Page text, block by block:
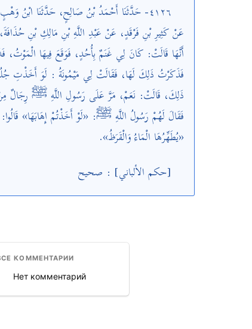
٤١٢٦- حَدَّثَنَا أَحْمَدُ بْنُ صَالِحٍ، حَدَّثَنَا ابْنُ
عَنْ كَثِيرِ بْنِ فَرْقَدٍ، عَنْ عَبْدِ اللَّهِ بْنِ مَالِكِ بْنِ
أَنَّهَا قَالَتْ: كَانَ لِي غَنَمٌ بِأُحُدٍ، فَوَقَعَ فِيهَا
فَذَكَرْتُ ذَلِكَ لَهَا، فَقَالَتْ لِي مَيْمُونَةُ : لَوَ أَخَذْتِ
ذَلِكَ، قَالَتْ: نَعَمْ، مَرَّ عَلَى رَسُولِ اللَّهِ ﷺ رِجَالٌ
فَقَالَ لَهُمْ رَسُولُ اللَّهِ ﷺ: «لَوْ أَخَذْتُمْ إِهَابَهَا»
«يُطَهِّرُهَا الْمَاءُ وَالْقَرَظُ».
[حكم الألباني] : صحيح
КОММЕНТАРИИ
Нет комментарий